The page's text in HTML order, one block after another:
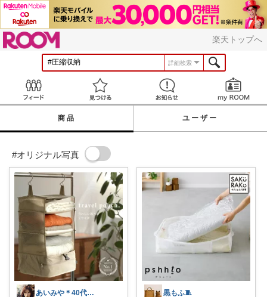
楽天トップへ
詳細検索
見つける お知らせ
商品 ユーザー
#オリジナル写真
あいみや＊40代🌷くらしを楽しむ 黒もふ🧵